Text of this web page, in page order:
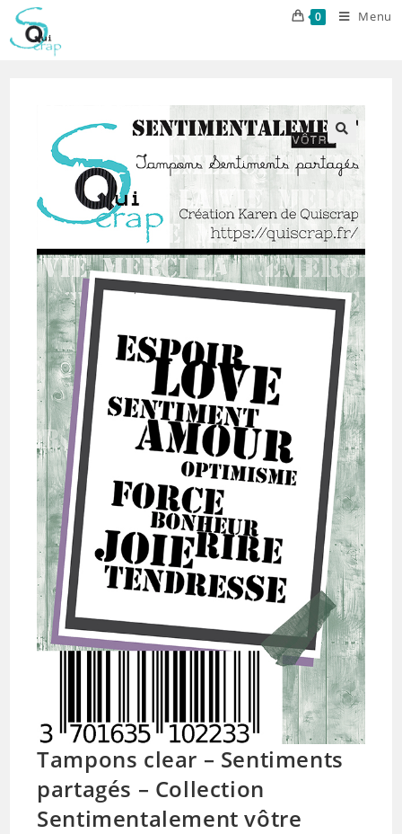
Skip
content
0 Menu
Tampons clear – Sentiments
partagés – Collection
Sentimentalement vôtre